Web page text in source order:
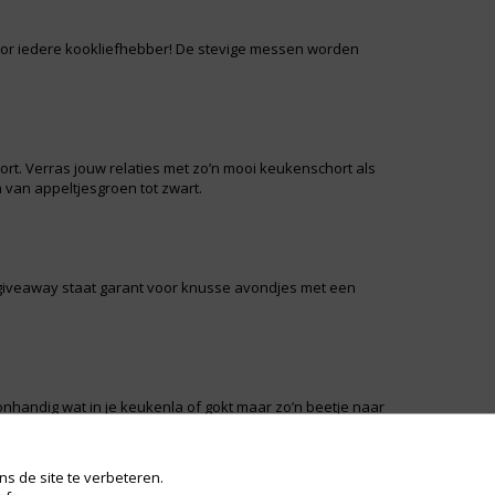
iedere kookliefhebber! De stevige messen worden
Verras jouw relaties met zo’n mooi keukenschort als
van appeltjesgroen tot zwart.
staat garant voor knusse avondjes met een
wat in je keukenla of gokt maar zo’n beetje naar
de site te verbeteren.